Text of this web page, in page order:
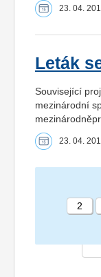
23. 04.
Leták
Související
mezinárodní
23. 04.
2